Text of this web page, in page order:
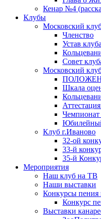
Кенар №4
Клубы
Московский
Членство
Устав клуба
Совет
Московский
Шкала
Чемпионат
Клуб г.Иваново
32-ой
33-й
35-й
Мероприятия
Наш клуб на ТВ
Наши выставки
Конкурсы пения
Конкурс
Выставки